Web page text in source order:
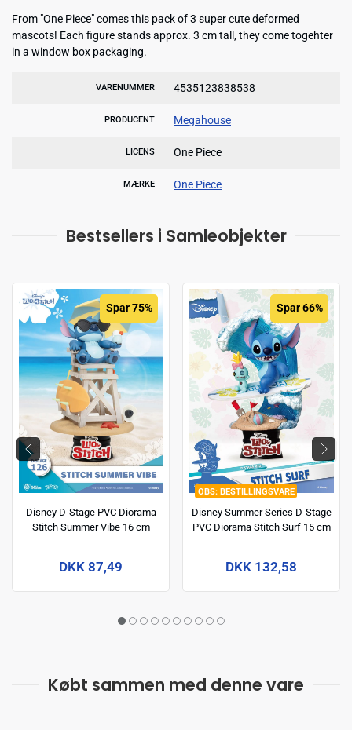
From "One Piece" comes this pack of 3 super cute deformed
mascots! Each figure stands approx. 3 cm tall, they come togehter
in a window box packaging.
VARENUMMER 4535123838538
PRODUCENT Megahouse
LICENS One Piece
MÆRKE One Piece
Bestsellers i Samleobjekter
Spar 75%
Disney D-Stage PVC Diorama
Stitch Summer Vibe 16 cm
DKK 87,49
BESTILLINGSVARE
Spar 66%
Disney Summer Series D-Stage
PVC Diorama Stitch Surf 15 cm
DKK 132,58
Købt sammen med denne vare